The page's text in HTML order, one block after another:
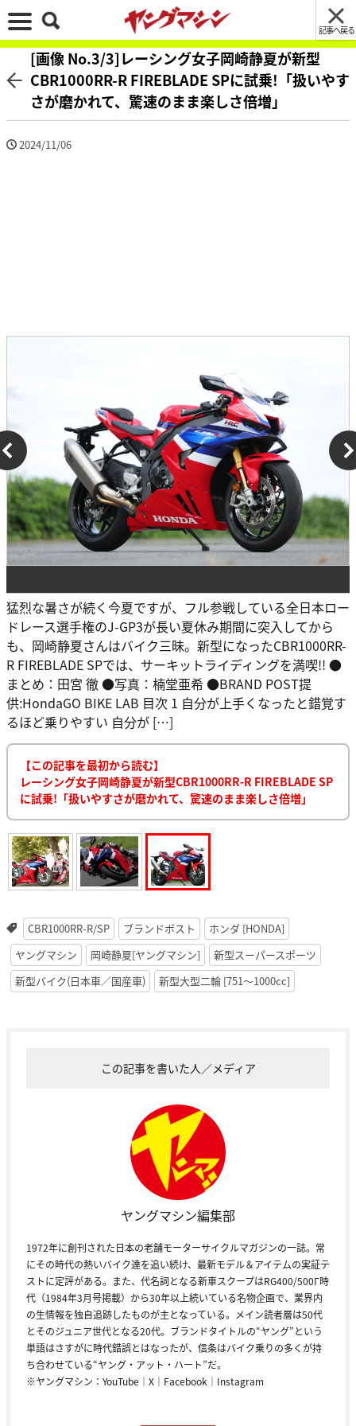
記事へ戻る
[画像 No.3/3]レーシング女子岡崎静夏が新型
CBR1000RR-R FIREBLADE SPに試乗!「扱いやす
さが磨かれて、驚速のまま楽しさ倍増」
2024/11/06
猛烈な暑さが続く今夏ですが、フル参戦している全日本ロー
ドレース選手権のJ-GP3が長い夏休み期間に突入してから
も、岡崎静夏さんはバイク三昧。新型になったCBR1000RR-
R FIREBLADE SPでは、サーキットライディングを満喫!! ●
まとめ：田宮 徹 ●写真：楠堂亜希 ●BRAND POST提
供:HondaGO BIKE LAB 目次 1 自分が上手くなったと錯覚す
るほど乗りやすい 自分が […]
【この記事を最初から読む】
レーシング女子岡崎静夏が新型CBR1000RR-R FIREBLADE SP
に試乗!「扱いやすさが磨かれて、驚速のまま楽しさ倍増」
CBR1000RR-R/SP ブランドポスト
ホンダ [HONDA]
ヤングマシン
岡崎静夏[ヤングマシン]
新型スーパースポーツ
新型バイク(日本車／国産車)
新型大型二輪 [751〜1000cc]
この記事を書いた人／メディア
ヤングマシン編集部
1972年に創刊された日本の老舗モーターサイクルマガジンの一誌。常
にその時代の熱いバイク達を追い続け、最新モデル＆アイテムの実証テ
ストに定評がある。また、代名詞となる新車スクープはRG400/500Γ時
代（1984年3月号掲載）から30年以上続いている名物企画で、業界内
の生情報を独自追跡したものが主となっている。メイン読者層は50代
とそのジュニア世代となる20代。ブランドタイトルの“ヤング”という
単語はさすがに時代錯誤とはなったが、信条はバイク乗りの多くが持
ち合わせている“ヤング・アット・ハート”だ。
※ヤングマシン： YouTube ｜ X ｜ Facebook ｜ Instagram